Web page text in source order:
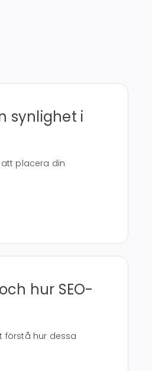
synlighet i
placera din
hur SEO-
förstå hur dessa